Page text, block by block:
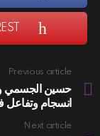
more
Previous article
حسين الجسمي
انسجام وتفاعل
Next article